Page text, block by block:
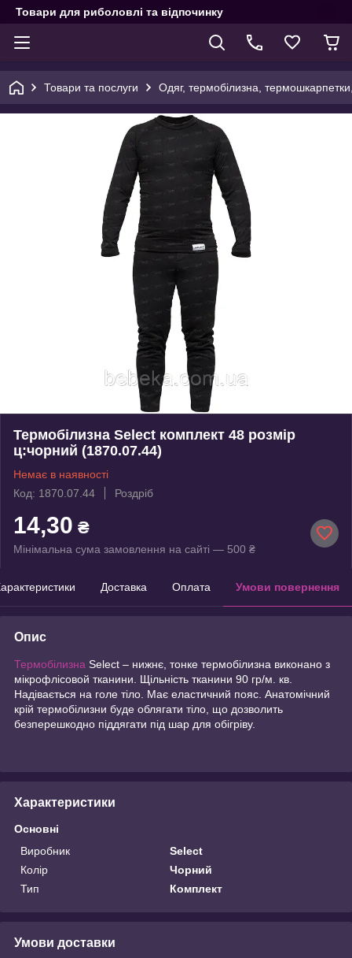
Товари для риболовлі та відпочинку
Товари та послуги Одяг, термобілизна,
Термобілизна Select комплект 48 розмір
ц:чорний (1870.07.44)
Немає в наявності
Код: 1870.07.44
Роздріб
14,30 ₴
Мінімальна сума замовлення на сайті — 500 ₴
Доставка Оплата Умови повернення
Опис
Термобілизна Select – нижнє, тонке термобілизна виконано з
мікрофлісовой тканини. Щільність тканини 90 гр/м. кв.
Надівається на голе тіло. Має еластичний пояс. Анатомічний
крій термобілизни буде облягати тіло, що дозволить
безперешкодно піддягати під шар для обігріву.
Характеристики
Основні
Виробник
Select
Колір
Чорний
Тип
Комплект
Умови доставки